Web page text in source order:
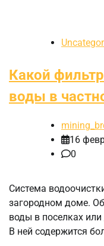
Какой
воды в
16
0
Система
загородном доме.
воды в поселках
В ней содержится